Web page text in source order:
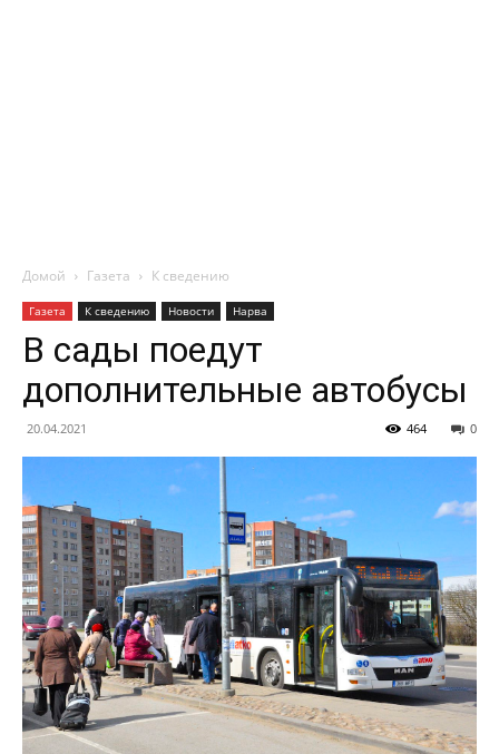
Домой Газета К сведению
Газета К сведению Новости Нарва
В сады поедут
дополнительные автобусы
20.04.2021 0
464